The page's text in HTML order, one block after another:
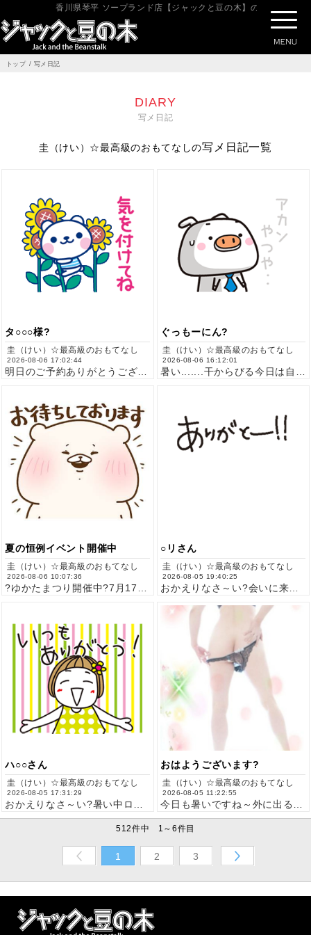
香川県琴平 ソープランド店【ジャックと豆の木】の写メ日記ペー
トップ 写メ日記
DIARY
写メ日記
圭（けい）☆最高級のおもてなし 写メ日記一覧
タ○○○様?
圭（けい）☆最高級のおもてなし
2026-08-06 17:02:44
ぐっもーにん?
圭（けい）☆最高級のおもてなし
2026-08-06 16:12:01
夏の恒例イベント開催中
圭（けい）☆最高級のおもてなし
2026-08-06 10:07:36
○リさん
圭（けい）☆最高級のおもてなし
2026-08-05 19:40:25
ハ○○さん
圭（けい）☆最高級のおもてなし
2026-08-05 17:31:29
おはようございます?
圭（けい）☆最高級のおもてなし
2026-08-05 11:22:55
512件中 1～6件目
1 2
3